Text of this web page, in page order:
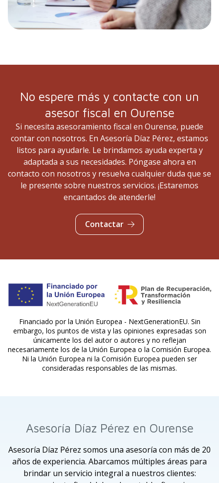
No espere más y contacte con un
asesor fiscal en Ourense
Si necesita asesoramiento fiscal en Ourense, puede
contar con nosotros. En Asesoría Díaz Pérez, estamos
listos para ayudarle. Le brindamos ayuda experta y
adaptada a sus necesidades. Póngase ahora en
contacto con nosotros y resuelva cualquier duda que se
le presente sobre nuestros servicios. ¡Estaremos
encantados de atenderle!
Contactar
Financiado por la Unión Europea - NextGenerationEU. Sin
embargo, los puntos de vista y las opiniones expresadas son
únicamente los del autor o autores y no reflejan
necesariamente los de la Unión Europea o la Comisión Europea.
Ni la Unión Europea ni la Comisión Europea pueden ser
consideradas responsables de las mismas.
Asesoría Díaz Pérez en Ourense
Asesoría Díaz Pérez somos una asesoría con más de 20
años de experiencia. Abarcamos múltiples áreas para
brindar un servicio integral a nuestros clientes: